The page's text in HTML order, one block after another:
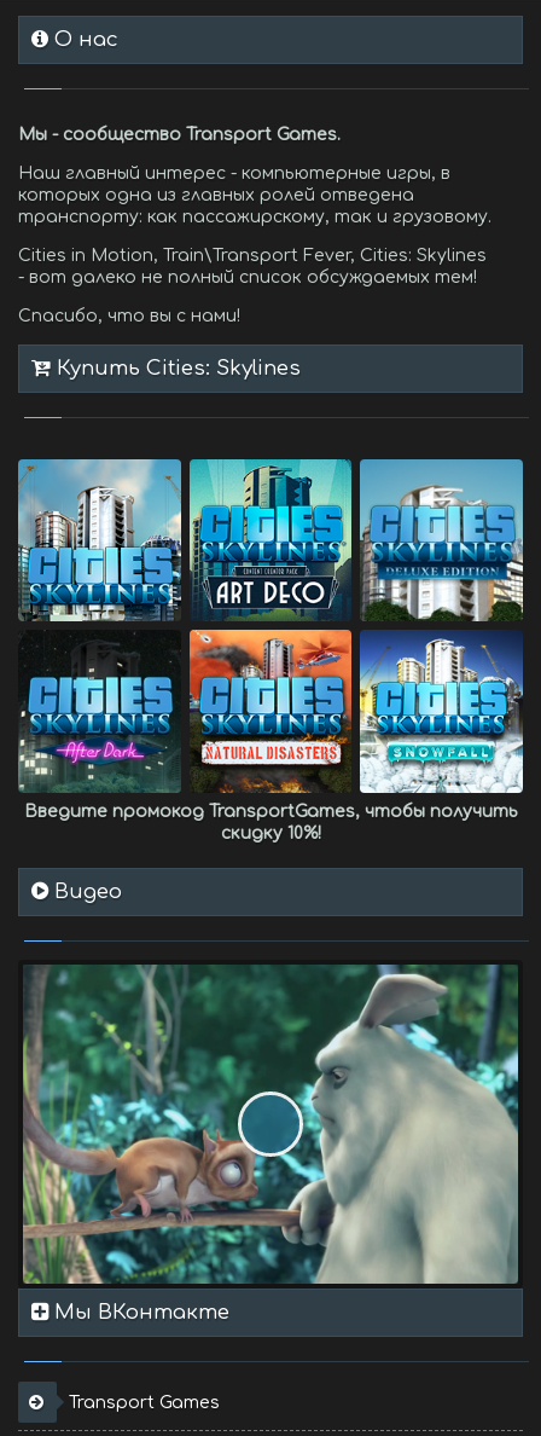
О нас
Мы - сообщество Transport Games.
Наш главный интерес - компьютерные игры, в
которых одна из главных ролей отведена
транспорту: как пассажирскому, так и грузовому.
Cities in Motion, Train\Transport Fever, Cities: Skylines
- вот далеко не полный список обсуждаемых тем!
Спасибо, что вы с нами!
Купить Cities: Skylines
Введите промокод TransportGames, чтобы получить
скидку 10%!
Видео
Мы ВКонтакте
Transport Games